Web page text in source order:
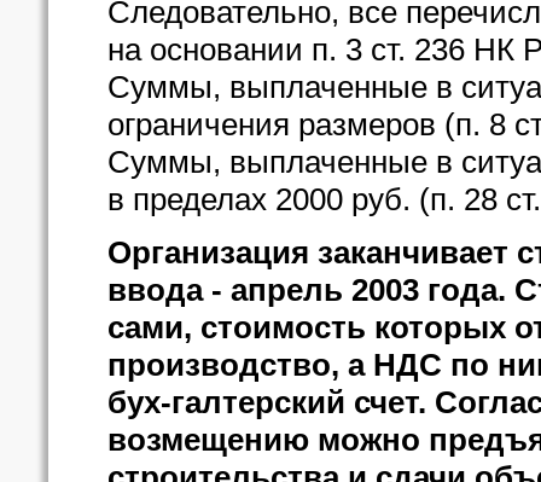
Следовательно, все
на основании п. 3 ст. 236 НК
Суммы, выплаченные в
ограничения размеров (п. 8
Суммы, выплаченные в
в пределах 2000 руб. (п. 28
Организация заканчивает
ввода - апрель 2003 года.
сами, стоимость которых
производство, а НДС по
бух-галтерский счет.
возмещению можно